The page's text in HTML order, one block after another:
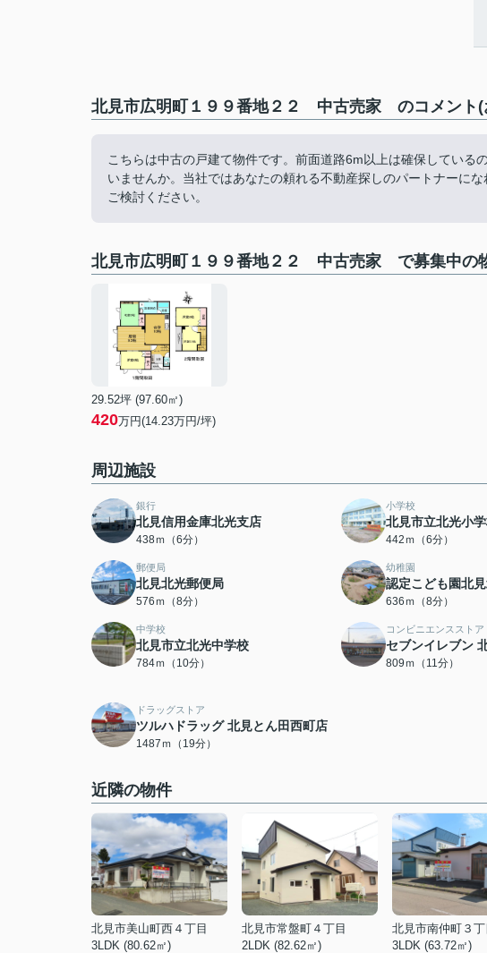
北見市広明町１９９番地２２ 中古売家 のコメント(
こちらは中古の戸建て物件です。前面道路6m以上は確保している
いませんか。当社ではあなたの頼れる不動産探しのパートナーに
ご検討ください。
北見市広明町１９９番地２２ 中古売家 で募集中の
29.52坪 (97.60㎡)
420万円(14.23万円/坪)
周辺施設
銀行
北見信用金庫北光支店
438ｍ（6分）
小学校
北見市立北光小
442ｍ（6分）
郵便局
北見北光郵便局
576ｍ（8分）
幼稚園
認定こども園北
636ｍ（8分）
中学校
北見市立北光中学校
784ｍ（10分）
コンビニエンスストア
セブンイレブン
809ｍ（11分）
ドラッグストア
ツルハドラッグ 北見とん田西町店
1487ｍ（19分）
近隣の物件
北見市美山町西４丁目
3LDK (80.62㎡)
北見市常盤町４丁目
2LDK (82.62㎡)
北見市南仲町３丁
3LDK (63.72㎡)